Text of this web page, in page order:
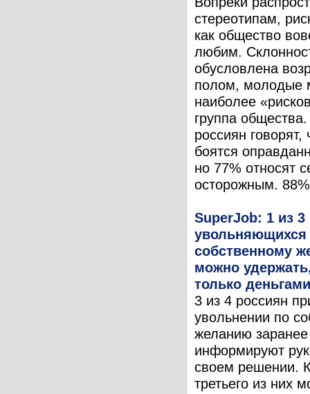
стереотипам,
как общество
любим.
обусловлена
полом, молодые
наиболее
группа
россиян говорят,
боятся
но 77% относят
осторожным.
SuperJob: 1 из 3
увольняющихся
собственному
можно
только деньгами
3 из 4 россиян
увольнении по
желанию заранее
информируют
своем решении.
третьего из них